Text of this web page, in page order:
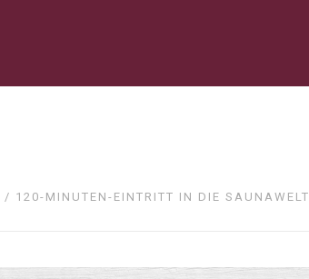
/ 120-MINUTEN-EINTRITT IN DIE SAUNAWELT